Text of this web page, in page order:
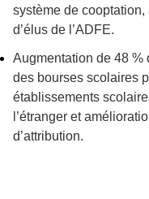
système de cooptation,
d’élus de l’ADFE.
Augmentation de 48 %
des bourses scolaires
établissements
l’étranger et
d’attribution.